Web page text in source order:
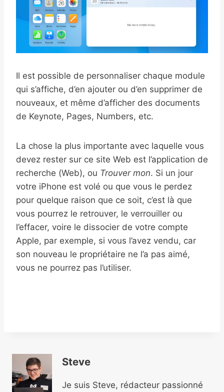
Il est possible de personnaliser chaque module
qui s’affiche, d’en ajouter ou d’en supprimer de
nouveaux, et même d’afficher des documents
de Keynote, Pages, Numbers, etc.
La chose la plus importante avec laquelle vous
devez rester sur ce site Web est l’application de
recherche (Web), ou Trouver mon. Si un jour
votre iPhone est volé ou que vous le perdez
pour quelque raison que ce soit, c’est là que
vous pourrez le retrouver, le verrouiller ou
l’effacer, voire le dissocier de votre compte
Apple, par exemple, si vous l’avez vendu, car
son nouveau le propriétaire ne l’a pas aimé,
vous ne pourrez pas l’utiliser.
Steve
Je suis Steve, rédacteur passionné